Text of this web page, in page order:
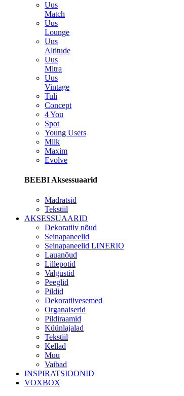
Uus
Match
Uus
Lounge
Uus
Altitude
Uus
Mitra
Uus
Vintage
Tuli
Concept
4 You
Spot
Young Users
Milk
Maxim
Evolve
BEEBI Aksessuaarid
Madratsid
Tekstiil
AKSESSUAARID
Dekoratiiv nõud
Seinapaneelid
Seinapaneelid LINERIO
Lauanõud
Lillepotid
Valgustid
Peeglid
Pildid
Dekoratiivesemed
Organaiserid
Pildiraamid
Küünlajalad
Tekstiil
Kellad
Muu
Vaibad
INSPIRATSIOONID
VOXBOX